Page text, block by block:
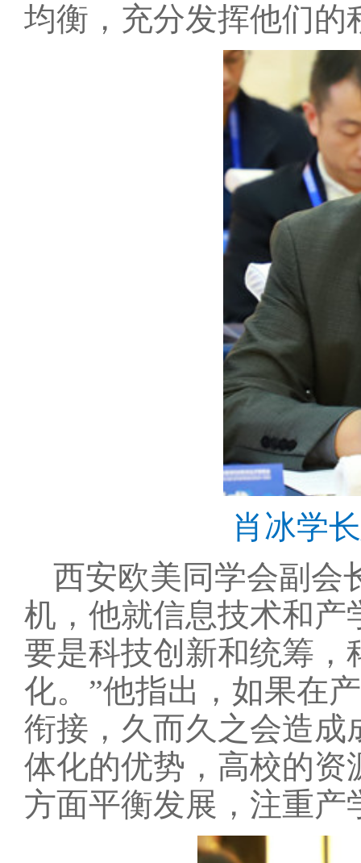
均衡，充分发挥他们的
肖冰学
西安欧美同学会副会
机，他就信息技术和产
要是科技创新和统筹，
化。”他指出，如果在
衔接，久而久之会造成
体化的优势，高校的资
方面平衡发展，注重产